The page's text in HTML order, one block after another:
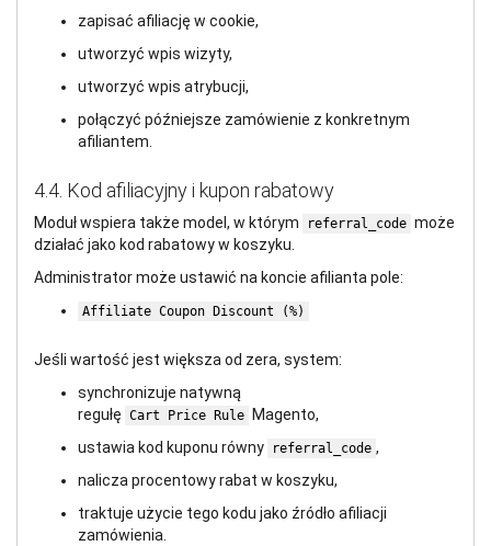
zapisać afiliację w cookie,
utworzyć wpis wizyty,
utworzyć wpis atrybucji,
połączyć późniejsze zamówienie z konkretnym
afiliantem.
4.4. Kod afiliacyjny i kupon rabatowy
Moduł wspiera także model, w którym referral_code może
działać jako kod rabatowy w koszyku.
Administrator może ustawić na koncie afilianta pole:
Affiliate Coupon Discount (%)
Jeśli wartość jest większa od zera, system:
synchronizuje natywną
regułę Cart Price Rule
Magento,
ustawia kod kuponu równy
referral_code ,
nalicza procentowy rabat w koszyku,
traktuje użycie tego kodu jako źródło afiliacji
zamówienia.